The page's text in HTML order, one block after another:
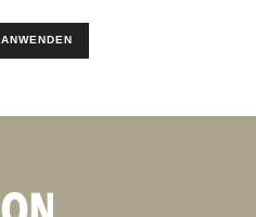
ANWENDEN